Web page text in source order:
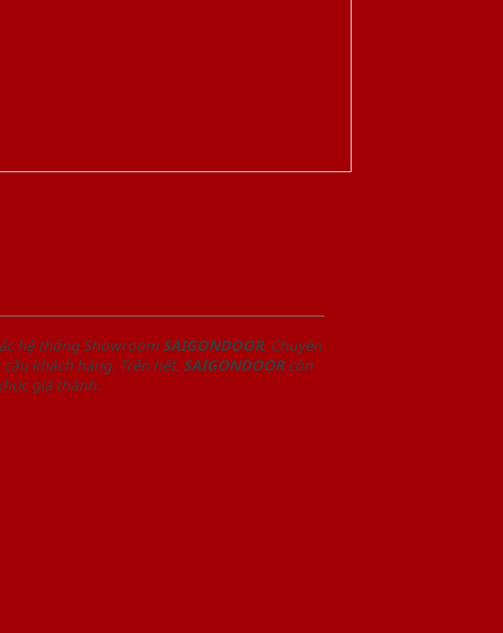
hệ thống Showroom SAIGONDOOR. Chuyên
khách hàng. Trên hết, SAIGONDOORcòn
giá thành.